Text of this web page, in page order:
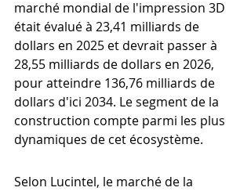
marché mondial de l'impression 3D
était évalué à 23,41 milliards de
dollars en 2025 et devrait passer à
28,55 milliards de dollars en 2026,
pour atteindre 136,76 milliards de
dollars d'ici 2034. Le segment de la
construction compte parmi les plus
dynamiques de cet écosystème.
Selon Lucintel, le marché de la